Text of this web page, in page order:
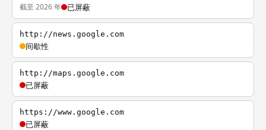
截至 2026 年 已屏蔽
http://news.google.com
间歇性
http://maps.google.com
已屏蔽
https://www.google.com
已屏蔽